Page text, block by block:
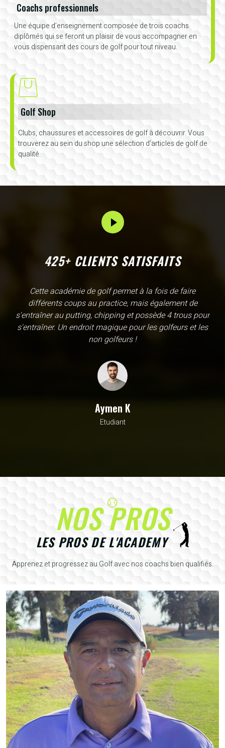
Coachs professionnels
Une équipe d’enseignement composée de trois coachs
diplômés qui se feront un plaisir de vous accompagner en
vous dispensant des cours de golf pour tout niveau.
Golf Shop
Clubs, chaussures et accessoires de golf à découvrir. Vous
trouverez au sein du shop une sélection d’articles de golf de
qualité.
425+ CLIENTS SATISFAITS
L'Academy de Gammarth comme son nom l'indique est
une école, en fait c'est un practice exceptionnel. il y a
évidemment un pratique classic sur tapis mais aussi
un sur herbe, des zones pour le chipping, les bumqers...
Vous y avez pensé, c'est à l'academy. Il n'y a pas assez
beauté de ce site
NOS PROS
LES PROS DE L'ACADEMY
Apprenez et progressez au Golf avec nos coachs bien qualifiés.